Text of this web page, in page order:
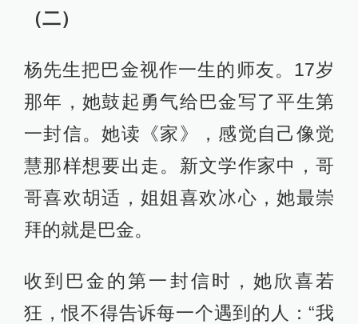
（二）
杨先生把巴金视作一生的师友。17岁
那年，她鼓起勇气给巴金写了平生第
一封信。她读《家》，感觉自己像觉
慧那样想要出走。新文学作家中，哥
哥喜欢胡适，姐姐喜欢冰心，她最崇
拜的就是巴金。
收到巴金的第一封信时，她欣喜若
狂，恨不得告诉每一个遇到的人：“我